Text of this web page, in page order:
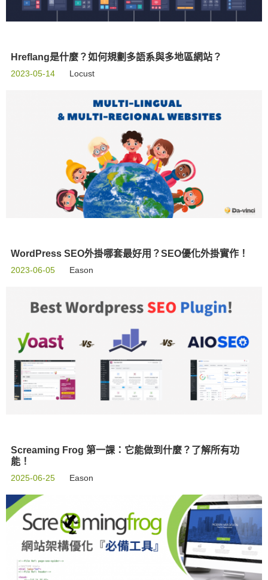
Hreflang是什麼？如何規劃多語系與多地區網站？
2023-05-14 Locust
WordPress SEO外掛哪套最好用？SEO優化外掛實作！
2023-06-05 Eason
Screaming Frog 第一課：它能做到什麼？了解所有功
能！
2025-06-25 Eason